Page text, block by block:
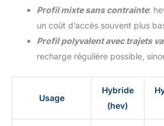
Profil mixte sans contrainte:
un coût d’accès souvent plus
Profil polyvalent avec trajets
recharge régulière possible,
Usage
Hybride
(hev)